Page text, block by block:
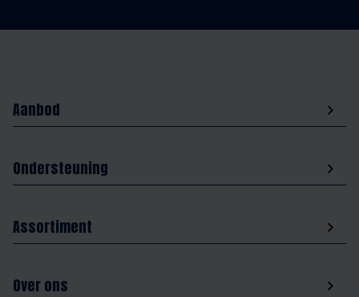
Aanbod
Ondersteuning
Assortiment
Over ons